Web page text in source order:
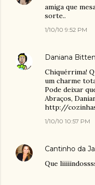
amiga que
sorte..
1/10/10 9:52 PM
Daniana
Chiquérrima!
um charme
Pode deixar
Abraços,
http://
1/10/10 10:57 PM
Cantinho da
Que